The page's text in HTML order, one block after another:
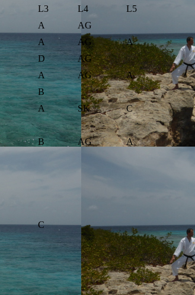
L3 L4
L5
A
AG
A AG
A
D
AG
A AG
A
B
A SK
C
B AG
A
C